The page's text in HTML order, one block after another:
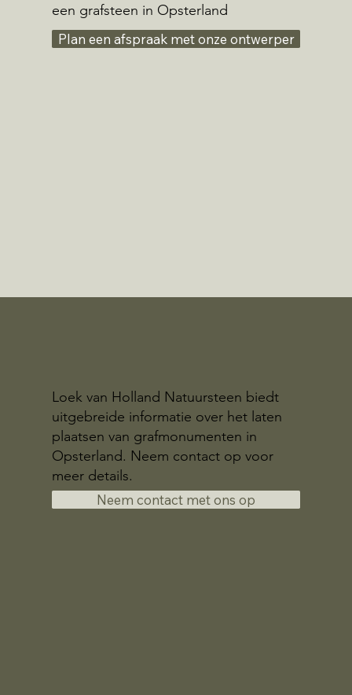
een grafsteen in Opsterland
Plan een afspraak met onze ontwerper
Loek van Holland Natuursteen biedt
uitgebreide informatie over het laten
plaatsen van grafmonumenten in
Opsterland. Neem contact op voor
meer details.
Neem contact met ons op